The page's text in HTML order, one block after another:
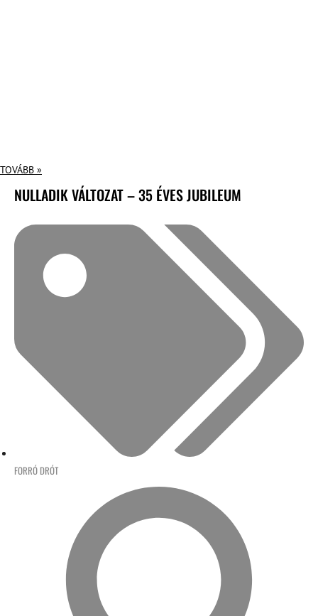
TOVÁBB »
NULLADIK VÁLTOZAT – 35 ÉVES JUBILEUM
FORRÓ DRÓT